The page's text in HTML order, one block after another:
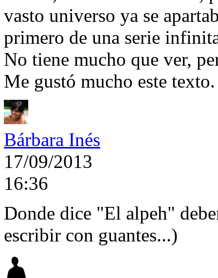
vasto universo ya se
primero de una serie
No tiene mucho que ver,
Me gustó mucho este
Bárbara Inés
17/09/2013
16:36
Donde dice "El alpeh"
escribir con guantes...)